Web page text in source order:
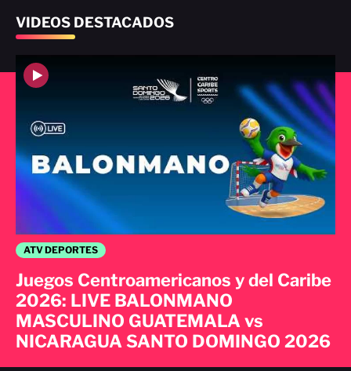
VIDEOS DESTACADOS
ATV DEPORTES
Juegos Centroamericanos y del Caribe
2026: LIVE BALONMANO
MASCULINO GUATEMALA vs
NICARAGUA SANTO DOMINGO 2026